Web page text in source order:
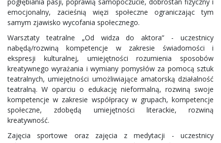
emocjonalny, zacieśnią więzi społeczne ograniczając tym
samym zjawisko wycofania społecznego.
Warsztaty teatralne „Od widza do aktora” - uczestnicy
nabędą/rozwiną kompetencje w zakresie świadomości i
ekspresji kulturalnej, umiejętności rozumienia sposobów
kreatywnego wyrażania i wymiany pomysłów za pomocą sztuk
teatralnych, umiejętności umożliwiające amatorską działalność
teatralną. W oparciu o edukację nieformalną, rozwiną swoje
kompetencje w zakresie współpracy w grupach, kompetencje
społeczne, zdobędą umiejętności literackie, rozwiną
kreatywność.
Zajęcia sportowe oraz zajęcia z medytacji - uczestnicy